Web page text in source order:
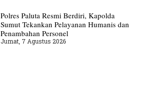
Polres Paluta Resmi Berdiri, Kapolda
Sumut Tekankan Pelayanan Humanis dan
Penambahan Personel
Jumat, 7 Agustus 2026